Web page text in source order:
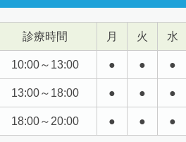
診療時間 月 火 水
10:00～13:00 ● ● ●
13:00～18:00 ● ● ●
18:00～20:00 ● ● ●